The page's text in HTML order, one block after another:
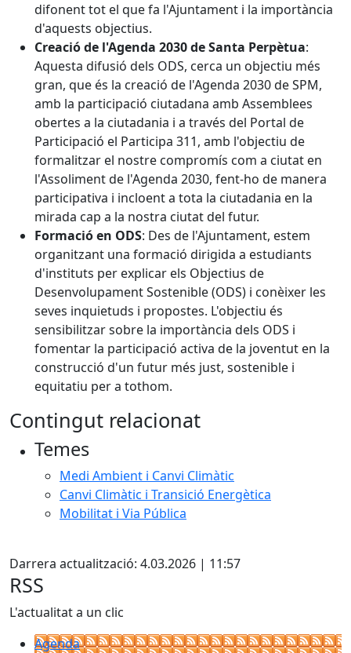
difonent tot el que fa l'Ajuntament i la importància
d'aquests objectius.
Creació de l'Agenda 2030 de Santa Perpètua:
Aquesta difusió dels ODS, cerca un objectiu més
gran, que és la creació de l'Agenda 2030 de SPM,
amb la participació ciutadana amb Assemblees
obertes a la ciutadania i a través del Portal de
Participació el Participa 311, amb l'objectiu de
formalitzar el nostre compromís com a ciutat en
l'Assoliment de l'Agenda 2030, fent-ho de manera
participativa i incloent a tota la ciutadania en la
mirada cap a la nostra ciutat del futur.
Formació en ODS: Des de l'Ajuntament, estem
organitzant una formació dirigida a estudiants
d'instituts per explicar els Objectius de
Desenvolupament Sostenible (ODS) i conèixer les
seves inquietuds i propostes. L'objectiu és
sensibilitzar sobre la importància dels ODS i
fomentar la participació activa de la joventut en la
construcció d'un futur més just, sostenible i
equitatiu per a tothom.
Contingut relacionat
Temes
Medi Ambient i Canvi Climàtic
Canvi Climàtic i Transició Energètica
Mobilitat i Via Pública
Darrera actualització: 4.03.2026 | 11:57
RSS
L'actualitat a un clic
Agenda